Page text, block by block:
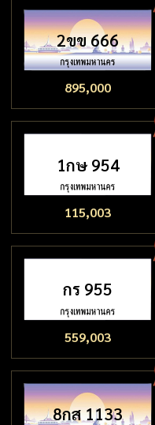
2ขข 666
895,000
1กษ 954
115,003
กร 955
559,003
8กส 1133